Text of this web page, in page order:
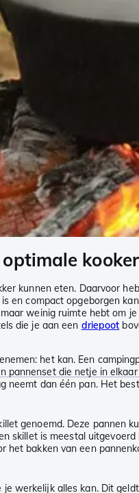
kunnen eten. Daarvoor
en compact opgeborgen
weinig ruimte hebt om
die je aan een driepoot
het kan. Een
pannenset die netje in
neemt dan één pan. Het
genoemd. Deze pannen
skillet is meestal
bakken van een
werkelijk alles kan. Dit